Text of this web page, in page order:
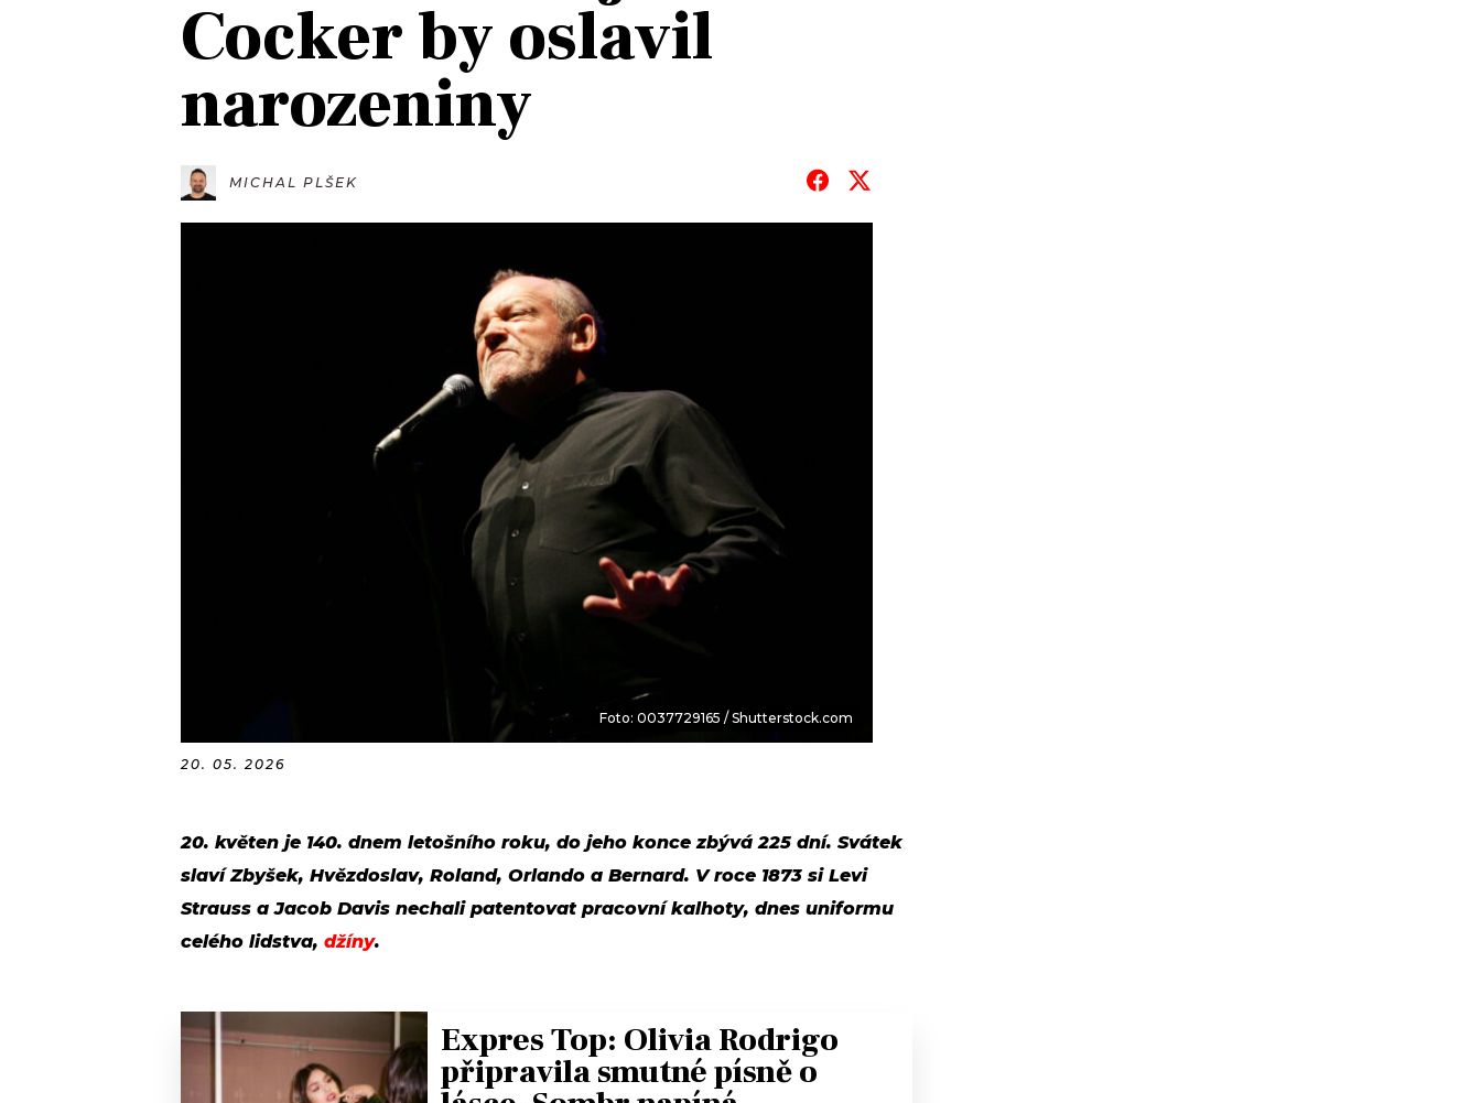
JAK NALADIT
RÁDIO
PROGRAM
SOUTĚŽE
Cocker by oslavil
narozeniny
MICHAL PLŠEK
Foto: 0037729165 / Shutterstock.com
20. 05. 2026
20. květen je 140. dnem letošního roku, do jeho konce zbývá 225 dní. Svátek
slaví Zbyšek, Hvězdoslav, Roland, Orlando a Bernard. V roce 1873 si Levi
Strauss a Jacob Davis nechali patentovat pracovní kalhoty, dnes uniformu
celého lidstva, džíny.
Expres Top: Olivia Rodrigo
připravila smutné písně o